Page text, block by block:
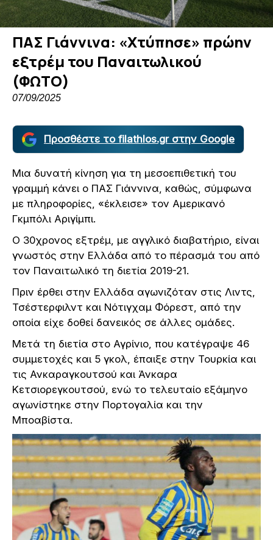
ΠΑΣ Γιάννινα: «Χτύπησε» πρώην
εξτρέμ του Παναιτωλικού
(ΦΩΤΟ)
07/09/2025
Προσθέστε το filathlos.gr στην Google
Μια δυνατή κίνηση για τη μεσοεπιθετική του
γραμμή κάνει ο ΠΑΣ Γιάννινα, καθώς, σύμφωνα
με πληροφορίες, «έκλεισε» τον Αμερικανό
Γκμπόλι Αριγίμπι.
Ο 30χρονος εξτρέμ, με αγγλικό διαβατήριο, είναι
γνωστός στην Ελλάδα από το πέρασμά του από
τον Παναιτωλικό τη διετία 2019-21.
Πριν έρθει στην Ελλάδα αγωνιζόταν στις Λιντς,
Τσέστερφιλντ και Νότιγχαμ Φόρεστ, από την
οποία είχε δοθεί δανεικός σε άλλες ομάδες.
Μετά τη διετία στο Αγρίνιο, που κατέγραψε 46
συμμετοχές και 5 γκολ, έπαιξε στην Τουρκία και
τις Ανκαραγκουτσού και Άνκαρα
Κετσιορεγκουτσού, ενώ το τελευταίο εξάμηνο
αγωνίστηκε στην Πορτογαλία και την
Μποαβίστα.